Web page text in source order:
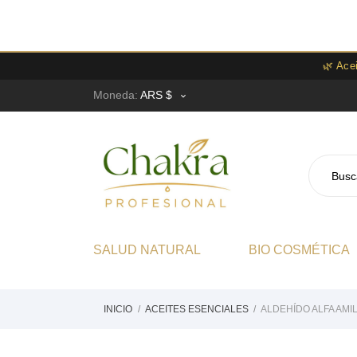
🌿
Moneda: ARS $ 
SALUD NATURAL BIO COSMÉTICA
INICIO ACEITES ESENCIALES ALDEHÍDO ALFA